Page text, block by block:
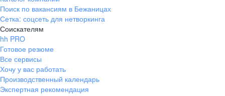
Поиск по вакансиям в Бежаницах
Сетка: соцсеть для нетворкинга
Соискателям
hh PRO
Готовое резюме
Все сервисы
Хочу у вас работать
Производственный календарь
Экспертная рекомендация